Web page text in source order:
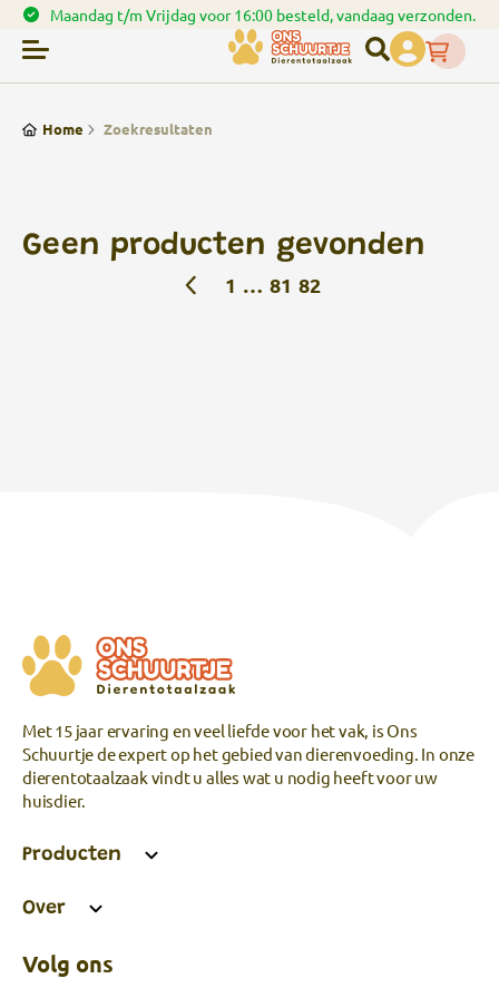
Maandag t/m Vrijdag voor 16:00 besteld, vandaag verzonden.
Home Zoekresultaten
Geen producten gevonden
1 … 81 82
Met 15 jaar ervaring en veel liefde voor het vak, is Ons
Schuurtje de expert op het gebied van dierenvoeding. In onze
dierentotaalzaak vindt u alles wat u nodig heeft voor uw
huisdier.
Producten
Over
Volg ons